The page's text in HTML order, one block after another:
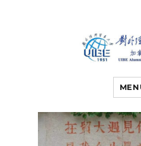
对外
大学